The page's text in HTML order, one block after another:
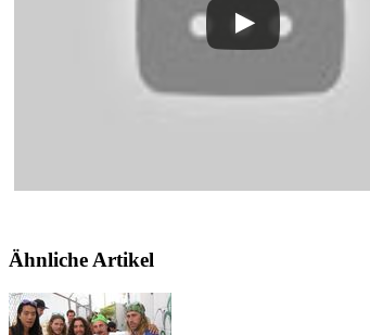
Ähnliche Artikel